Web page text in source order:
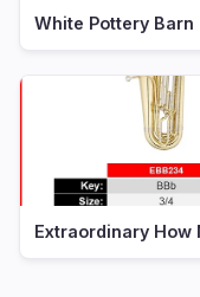
White Pottery Barn
Extraordinary How